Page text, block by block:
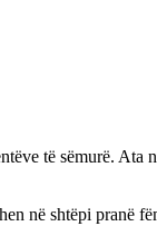
të sëmurë. Ata
në shtëpi pranë